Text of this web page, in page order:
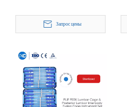
Запрос цены